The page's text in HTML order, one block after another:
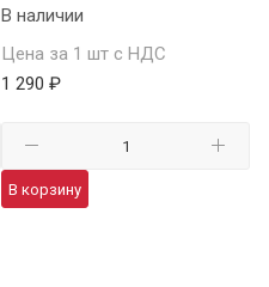
В наличии
Цена за 1 шт с НДС
1 290 ₽
В корзину